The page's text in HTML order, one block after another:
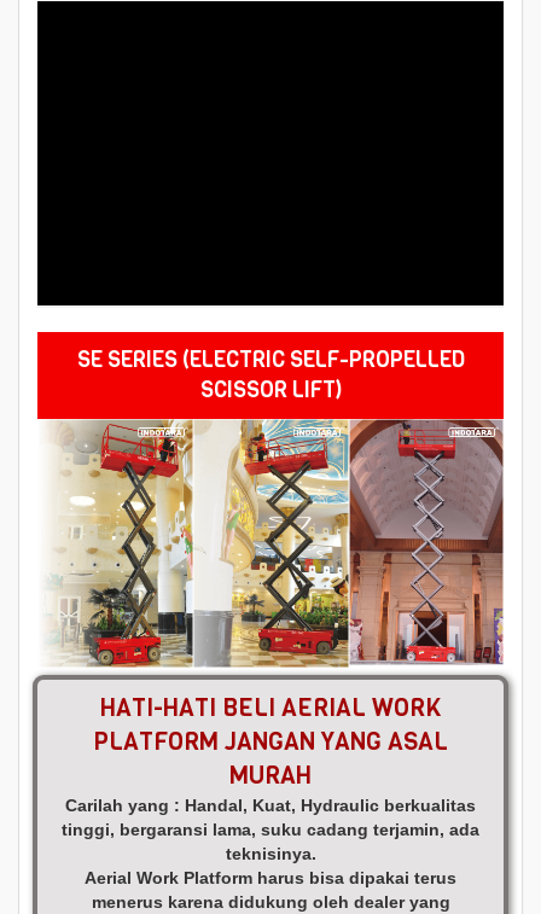
SE SERIES (ELECTRIC SELF-PROPELLED
SCISSOR LIFT)
HATI-HATI BELI AERIAL WORK
PLATFORM JANGAN YANG ASAL
MURAH
Carilah yang : Handal, Kuat, Hydraulic berkualitas
tinggi, bergaransi lama, suku cadang terjamin, ada
teknisinya.
Aerial Work Platform harus bisa dipakai terus
menerus karena didukung oleh dealer yang